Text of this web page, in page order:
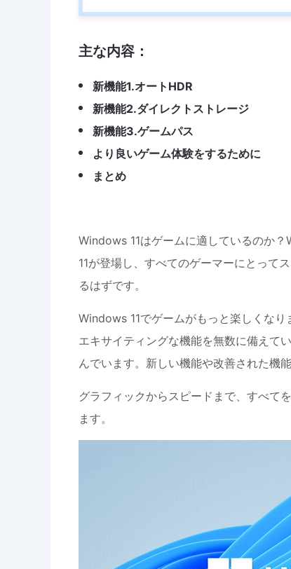
主な内容：
新機能1.オートHDR
新機能2.ダイレクトストレージ
新機能3.ゲームパス
より良いゲーム体験をするために
まとめ
Windows 11はゲームに適しているのか
11が登場し、すべてのゲーマーにとって
るはずです。
Windows 11でゲームがもっと楽しくな
エキサイティングな機能を無数に備えて
んでいます。新しい機能や改善された機
グラフィックからスピードまで、すべて
ます。